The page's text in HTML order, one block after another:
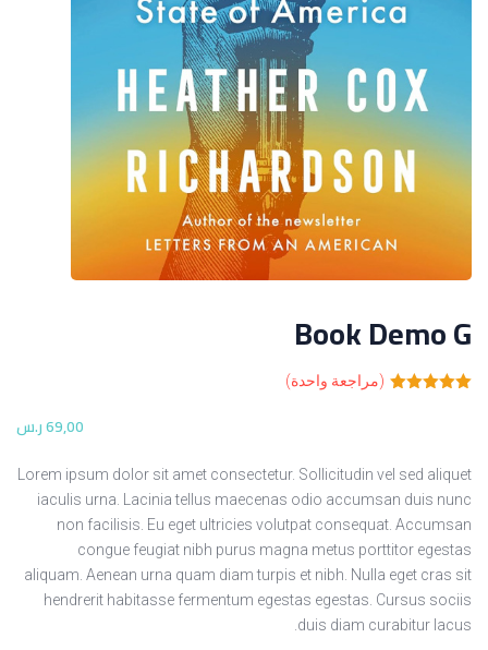
Book Demo G
(مراجعة واحدة)
69,00 ر.س
Lorem ipsum dolor sit amet consectetur. Sollicitudin vel sed aliquet
iaculis urna. Lacinia tellus maecenas odio accumsan duis nunc
non facilisis. Eu eget ultricies volutpat consequat. Accumsan
congue feugiat nibh purus magna metus porttitor egestas
aliquam. Aenean urna quam diam turpis et nibh. Nulla eget cras sit
hendrerit habitasse fermentum egestas egestas. Cursus sociis
duis diam curabitur lacus.